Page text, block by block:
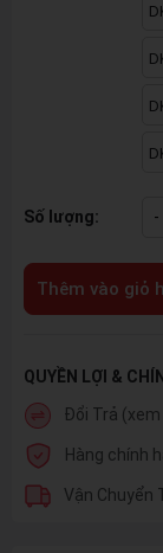
Số lượng: -
Thêm vào giỏ
QUYỀN LỢI &
Đổi Trả
Hàng chính
Vận Chuyển